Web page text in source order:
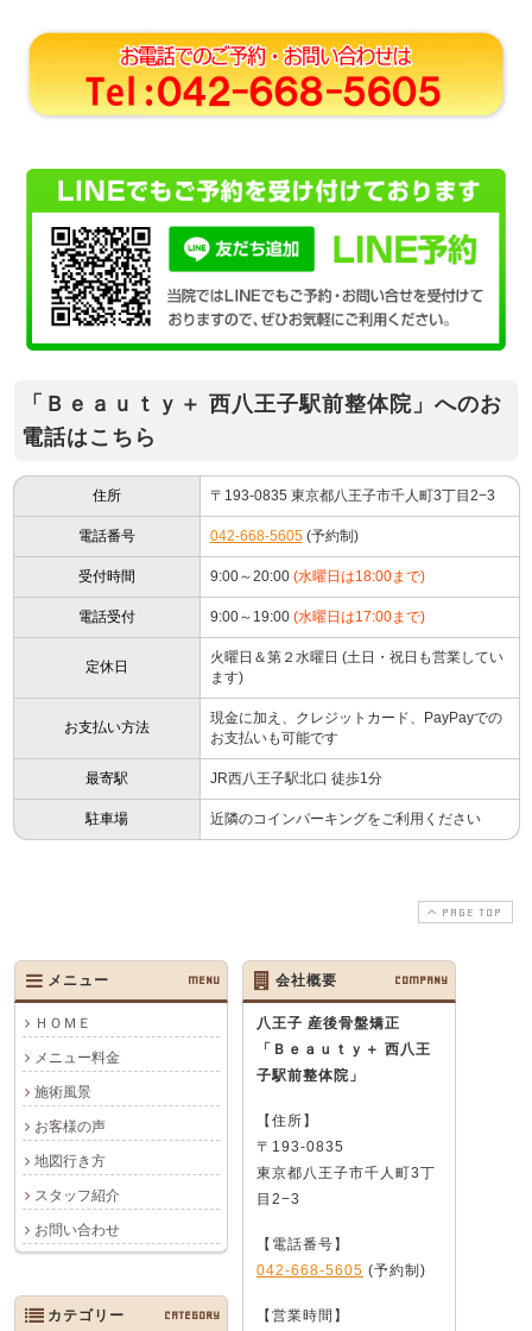
「Ｂｅａｕｔｙ＋ 西八王子駅前整体院」へのお
電話はこちら
住所 〒193-0835 東京都八王子市千人町3丁目2−3
電話番号 042-668-5605(予約制)
受付時間 9:00～20:00 (水曜日は18:00まで)
電話受付 9:00～19:00 (水曜日は17:00まで)
定休日
火曜日＆第２水曜日 (土日・祝日も営業してい
ます)
お支払い方法
現金に加え、クレジットカード、PayPayでの
お支払いも可能です
最寄駅 JR西八王子駅北口 徒歩1分
駐車場 近隣のコインパーキングをご利用ください
PAGE TOP
メニュー MENU
ＨＯＭＥ
メニュー料金
施術風景
お客様の声
地図行き方
スタッフ紹介
お問い合わせ
会社概要 COMPANY
八王子 産後骨盤矯正
「Ｂｅａｕｔｙ＋ 西八王
子駅前整体院」
【住所】
〒193-0835
東京都八王子市千人町3丁
目2−3
【電話番号】
042-668-5605 (予約制)
【営業時間】
カテゴリー CATEGORY